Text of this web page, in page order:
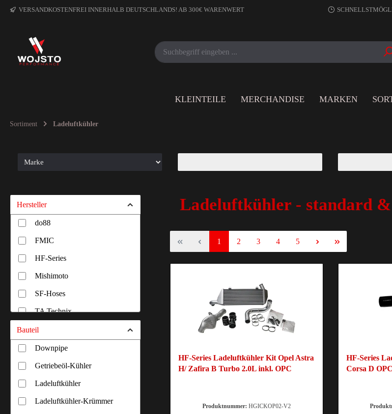
VERSANDKOSTENFREI INNERHALB DEUTSCHLANDS! AB 300€ WARENWERT
KLEINTEILE MERCHANDISE MARKEN
Sortiment Ladeluftkühler
Hersteller
do88
FMIC
HF-Series
Mishimoto
SF-Hoses
TA Technix
Wagner Tuning
Zuffenhausener
Bauteil
Downpipe
Getriebeöl-Kühler
Ladeluftkühler
Ladeluftkühler-Krümmer
Ladeluftkühler - standard
1 2 3 4 5
HF-Series Ladeluftkühler Kit Opel Astra
H/ Zafira B Turbo 2.0L inkl. OPC
Produktnummer:HGICKOP02-V2
HF-Series
Corsa D